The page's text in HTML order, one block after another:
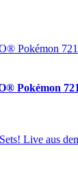
Pokémon